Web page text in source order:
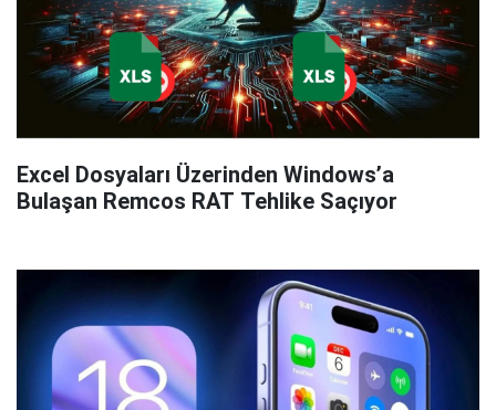
Excel Dosyaları Üzerinden Windows’a
Bulaşan Remcos RAT Tehlike Saçıyor